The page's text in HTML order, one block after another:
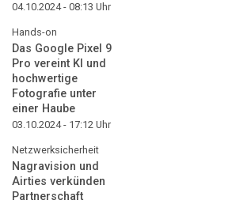
04.10.2024 - 08:13 Uhr
Hands-on
Das Google Pixel 9
Pro vereint KI und
hochwertige
Fotografie unter
einer Haube
03.10.2024 - 17:12 Uhr
Netzwerksicherheit
Nagravision und
Airties verkünden
Partnerschaft